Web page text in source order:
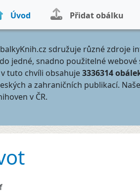
Úvod Přidat obálku
sdružuje různé zdroje
jedné, snadno použitelné webové
tuto chvíli obsahuje3336314
a zahraničních publikací.
v ČR.